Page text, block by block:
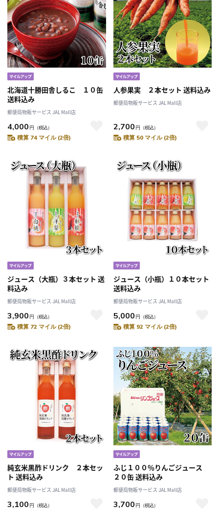
北海道十勝田舎しるこ １０缶
送料込み
郵便局物販サービス JAL Mall店
4,000 円 （税込）
積算 74 マイル (2倍)
人参果実 ２本セット 送料込み
郵便局物販サービス JAL Mall店
2,700 円 （税込）
積算 50 マイル (2倍)
ジュース（大瓶）３本セット 送
料込み
郵便局物販サービス JAL Mall店
3,900 円 （税込）
積算 72 マイル (2倍)
ジュース（小瓶）１０本セット
送料込み
郵便局物販サービス JAL Mall店
5,000 円 （税込）
積算 92 マイル (2倍)
純玄米黒酢ドリンク ２本セッ
ト 送料込み
郵便局物販サービス JAL Mall店
3,100 円 （税込）
ふじ１００％りんごジュース
２０缶 送料込み
郵便局物販サービス JAL Mall店
3,700 円 （税込）